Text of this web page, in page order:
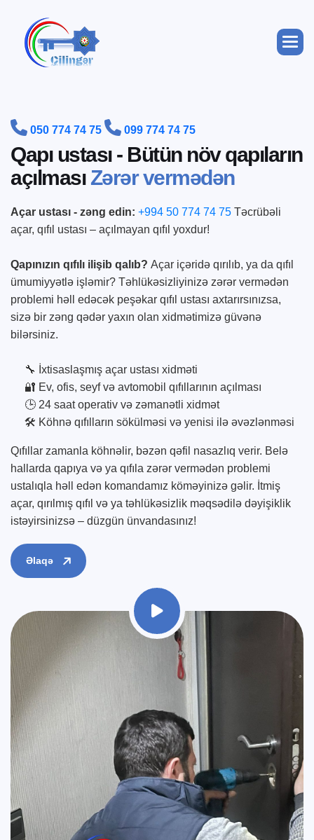
 050 774 74 75  099 774 74 75
Qapı ustası - Bütün növ qapıların
açılması Zərər vermədən
Açar ustası - zəng edin: +994 50 774 74 75 Təcrübəli
açar, qıfıl ustası – açılmayan qıfıl yoxdur!
Qapınızın qıfılı ilişib qalıb? Açar içəridə qırılıb, ya da qıfıl
ümumiyyətlə işləmir? Təhlükəsizliyinizə zərər vermədən
problemi həll edəcək peşəkar qıfıl ustası axtarırsınızsa,
sizə bir zəng qədər yaxın olan xidmətimizə güvənə
bilərsiniz.
🔧 İxtisaslaşmış açar ustası xidməti
🔐 Ev, ofis, seyf və avtomobil qıfıllarının açılması
🕒 24 saat operativ və zəmanətli xidmət
🛠️ Köhnə qıfılların sökülməsi və yenisi ilə əvəzlənməsi
Qıfıllar zamanla köhnəlir, bəzən qəfil nasazlıq verir. Belə
hallarda qapıya və ya qıfıla zərər vermədən problemi
ustalıqla həll edən komandamız köməyinizə gəlir. İtmiş
açar, qırılmış qıfıl və ya təhlükəsizlik məqsədilə dəyişiklik
istəyirsinizsə – düzgün ünvandasınız!
Əlaqə